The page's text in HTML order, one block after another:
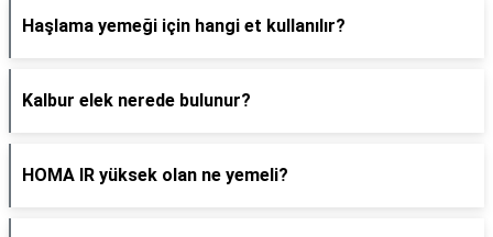
Haşlama yemeği için hangi et kullanılır?
Kalbur elek nerede bulunur?
HOMA IR yüksek olan ne yemeli?